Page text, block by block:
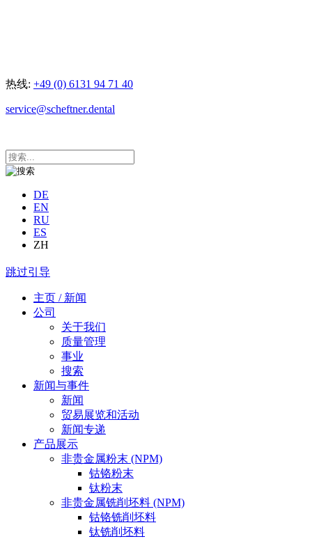
热线: +49 (0) 6131 94 71 40
service@scheftner.dental
DE
EN
RU
ES
ZH
跳过引导
主页 / 新闻
公司
关于我们
质量管理
事业
搜索
新闻与事件
新闻
贸易展览和活动
新闻专递
产品展示
非贵金属粉末 (NPM)
钴铬粉末
钛粉末
非贵金属铣削坯料 (NPM)
钴铬铣削坯料
钛铣削坯料